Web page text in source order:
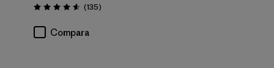
Valoración: 4.6 / 5
(135Comentarios
)
Compara